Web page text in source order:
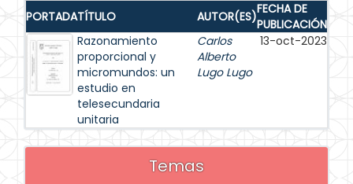
PORTADATÍTULO AUTOR(ES)FECHA DE
PUBLICACIÓN
Razonamiento
proporcional y
micromundos: un
estudio en
telesecundaria
unitaria
Carlos
Alberto
Lugo Lugo
13-oct-2023
Temas